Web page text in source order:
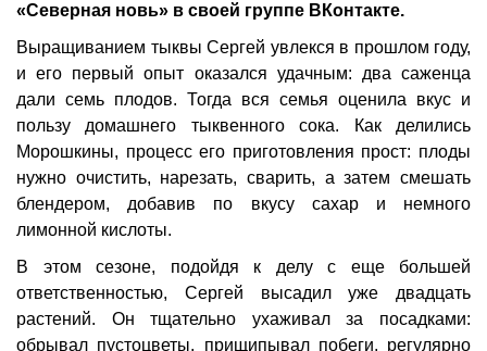
«Северная новь» в своей группе ВКонтакте.
Выращиванием тыквы Сергей увлекся в прошлом году,
и его первый опыт оказался удачным: два саженца
дали семь плодов. Тогда вся семья оценила вкус и
пользу домашнего тыквенного сока. Как делились
Морошкины, процесс его приготовления прост: плоды
нужно очистить, нарезать, сварить, а затем смешать
блендером, добавив по вкусу сахар и немного
лимонной кислоты.
В этом сезоне, подойдя к делу с еще большей
ответственностью, Сергей высадил уже двадцать
растений. Он тщательно ухаживал за посадками:
обрывал пустоцветы, прищипывал побеги, регулярно